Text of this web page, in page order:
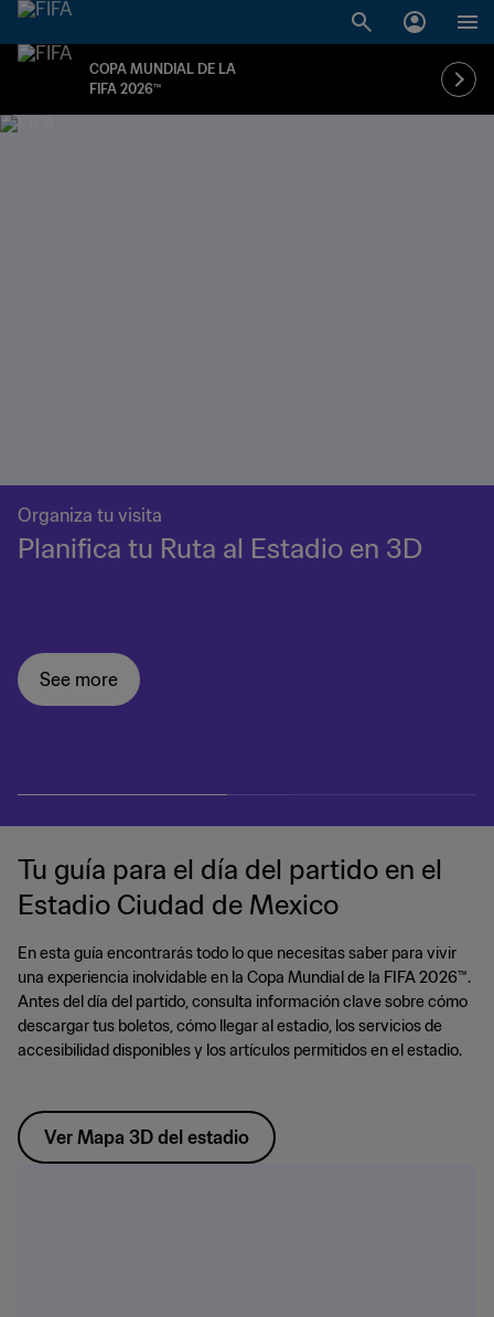
COPA MUNDIAL DE LA
FIFA 2026™
Organiza tu visita
Planifica tu Ruta al Estadio en 3D
See more
Tu guía para el día del partido en el
Estadio Ciudad de Mexico
En esta guía encontrarás todo lo que necesitas saber para vivir
una experiencia inolvidable en la Copa Mundial de la FIFA 2026™.
Antes del día del partido, consulta información clave sobre cómo
descargar tus boletos, cómo llegar al estadio, los servicios de
accesibilidad disponibles y los artículos permitidos en el estadio.
Ver Mapa 3D del estadio